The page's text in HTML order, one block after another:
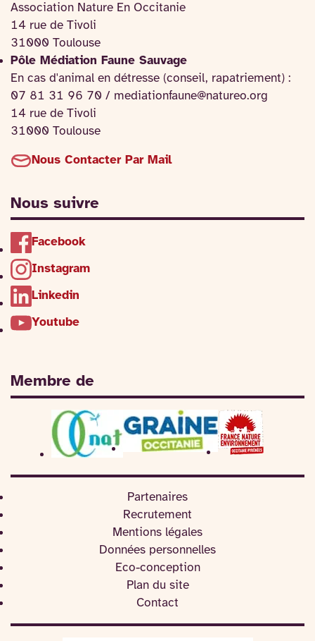
Association Nature En Occitanie
14 rue de Tivoli
31000 Toulouse
Pôle Médiation Faune Sauvage
En cas d'animal en détresse (conseil, rapatriement) :
07 81 31 96 70 / mediationfaune@natureo.org
14 rue de Tivoli
31000 Toulouse
Nous Contacter Par Mail
Nous suivre
Facebook
Instagram
Linkedin
Youtube
Membre de
Partenaires
Recrutement
Mentions légales
Données personnelles
Eco-conception
Plan du site
Contact